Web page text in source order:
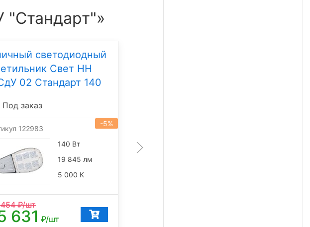
"Стандарт"»
светодиодный
Свет НН
02 Стандарт 140
Под заказ
-5%
122983
140 Вт
19 845 лм
5 000 К
₽/шт
631 ₽/шт